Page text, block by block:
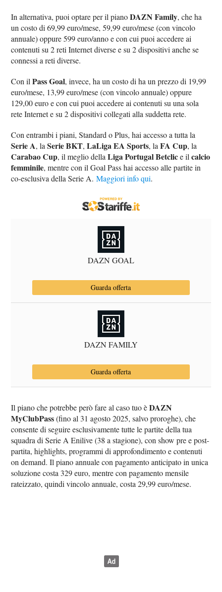
In alternativa, puoi optare per il pianoDAZN Family, che ha
un costo di 69,99 euro/mese, 59,99 euro/mese (con vincolo
annuale) oppure 599 euro/anno e con cui puoi accedere ai
contenuti su 2 reti Internet diverse e su 2 dispositivi anche se
connessi a reti diverse.
Con ilPass Goal, invece, ha un costo di ha un prezzo di 19,99
euro/mese, 13,99 euro/mese (con vincolo annuale) oppure
129,00 euro e con cui puoi accedere ai contenuti su una sola
rete Internet e su 2 dispositivi collegati alla suddetta rete.
Con entrambi i piani, Standard o Plus, hai accesso a tutta la
Serie A, laSerie BKT,LaLiga EA Sports, laFA Cup, la
Carabao Cup, il meglio dellaLiga Portugal Betclice ilcalcio
femminile, mentre con il Goal Pass hai accesso alle partite in
co-esclusiva della Serie A.Maggiori info qui.
DAZN GOAL
Guarda offerta
DAZN FAMILY
Guarda offerta
Il piano che potrebbe però fare al caso tuo èDAZN
MyClubPass(fino al 31 agosto 2025, salvo proroghe), che
consente di seguire esclusivamente tutte le partite della tua
squadra di Serie A Enilive (38 a stagione), con show pre e post-
partita, highlights, programmi di approfondimento e contenuti
on demand. Il piano annuale con pagamento anticipato in unica
soluzione costa 329 euro, mentre con pagamento mensile
rateizzato, quindi vincolo annuale, costa 29,99 euro/mese.